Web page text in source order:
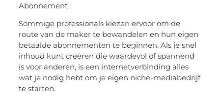
Abonnement
Sommige professionals kiezen ervoor om de
route van de maker te bewandelen en hun eigen
betaalde abonnementen te beginnen. Als je snel
inhoud kunt creëren die waardevol of spannend
is voor anderen, is een internetverbinding alles
wat je nodig hebt om je eigen niche-mediabedrijf
te starten.